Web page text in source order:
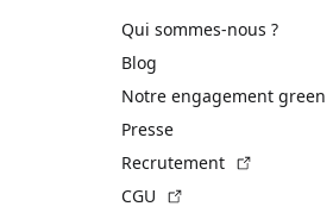
Qui sommes-nous ?
Blog
Notre engagement green
Presse
Recrutement
CGU